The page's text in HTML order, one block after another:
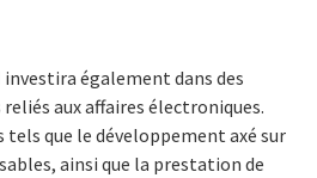
également dans des
aux affaires électroniques.
tels que le développement axé sur
ainsi que la prestation de